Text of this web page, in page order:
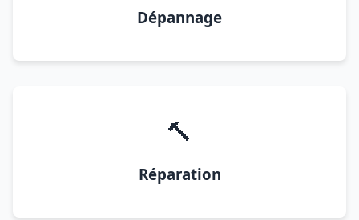
Dépannage
🔨
Réparation